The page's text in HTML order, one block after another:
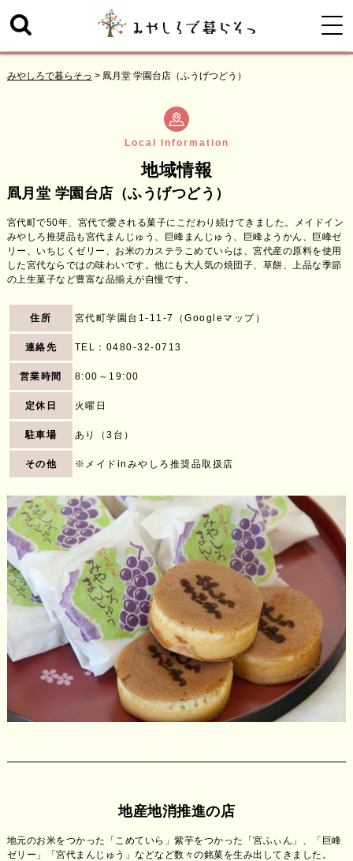
みやしろで暮らそっ > 凮月堂 学園台店（ふうげつどう）
Local Information
地域情報
凮月堂 学園台店（ふうげつどう）
宮代町で50年、宮代で愛される菓子にこだわり続けてきました。メイドイン
みやしろ推奨品も宮代まんじゅう、巨峰まんじゅう、巨峰ようかん、巨峰ゼ
リー、いちじくゼリー、お米のカステラこめていらは、宮代産の原料を使用
した宮代ならではの味わいです。他にも大人気の焼団子、草餅、上品な季節
の上生菓子など豊富な品揃えが自慢です。
住所 宮代町学園台1-11-7（Googleマップ ）
連絡先 TEL： 0480-32-0713
営業時間 8:00～19:00
定休日 火曜日
駐車場 あり（3台）
その他 ※メイドinみやしろ推奨品取扱店
地産地消推進の店
地元のお米をつかった「こめていら」紫芋をつかった「宮ふぃん」、「巨峰
ゼリー」「宮代まんじゅう」などなど数々の銘菓を生み出してきました。